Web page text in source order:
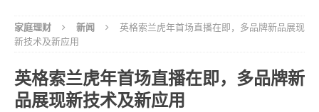
家庭理财 新闻
英格索兰虎年首场直播在即，多品牌新品展现
新技术及新应用
英格索兰虎年首场直播在即，多品牌新
品展现新技术及新应用